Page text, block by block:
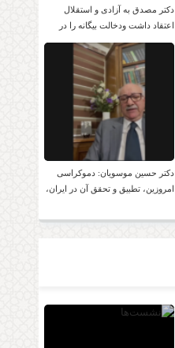
دکتر مصدق به آزادی و استقلال
اعتقاد داشت ودخالت بیگانه را در
امور داخلی بر نمی تابید.
دکتر حسین موسویان: دموکراسی
امروزین، تطبیق و تحقق آن در ایران،